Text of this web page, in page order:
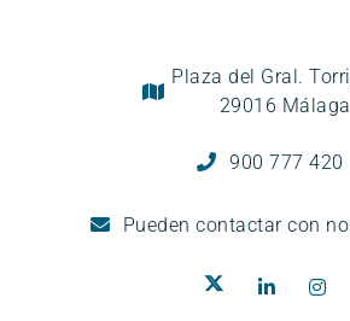
Plaza del Gral.
29016 Málaga
900 777 420
Pueden contactar con